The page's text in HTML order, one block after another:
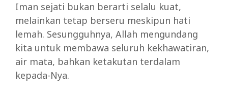
Iman sejati bukan berarti selalu kuat,
melainkan tetap berseru meskipun hati
lemah. Sesungguhnya, Allah mengundang
kita untuk membawa seluruh kekhawatiran,
air mata, bahkan ketakutan terdalam
kepada-Nya.